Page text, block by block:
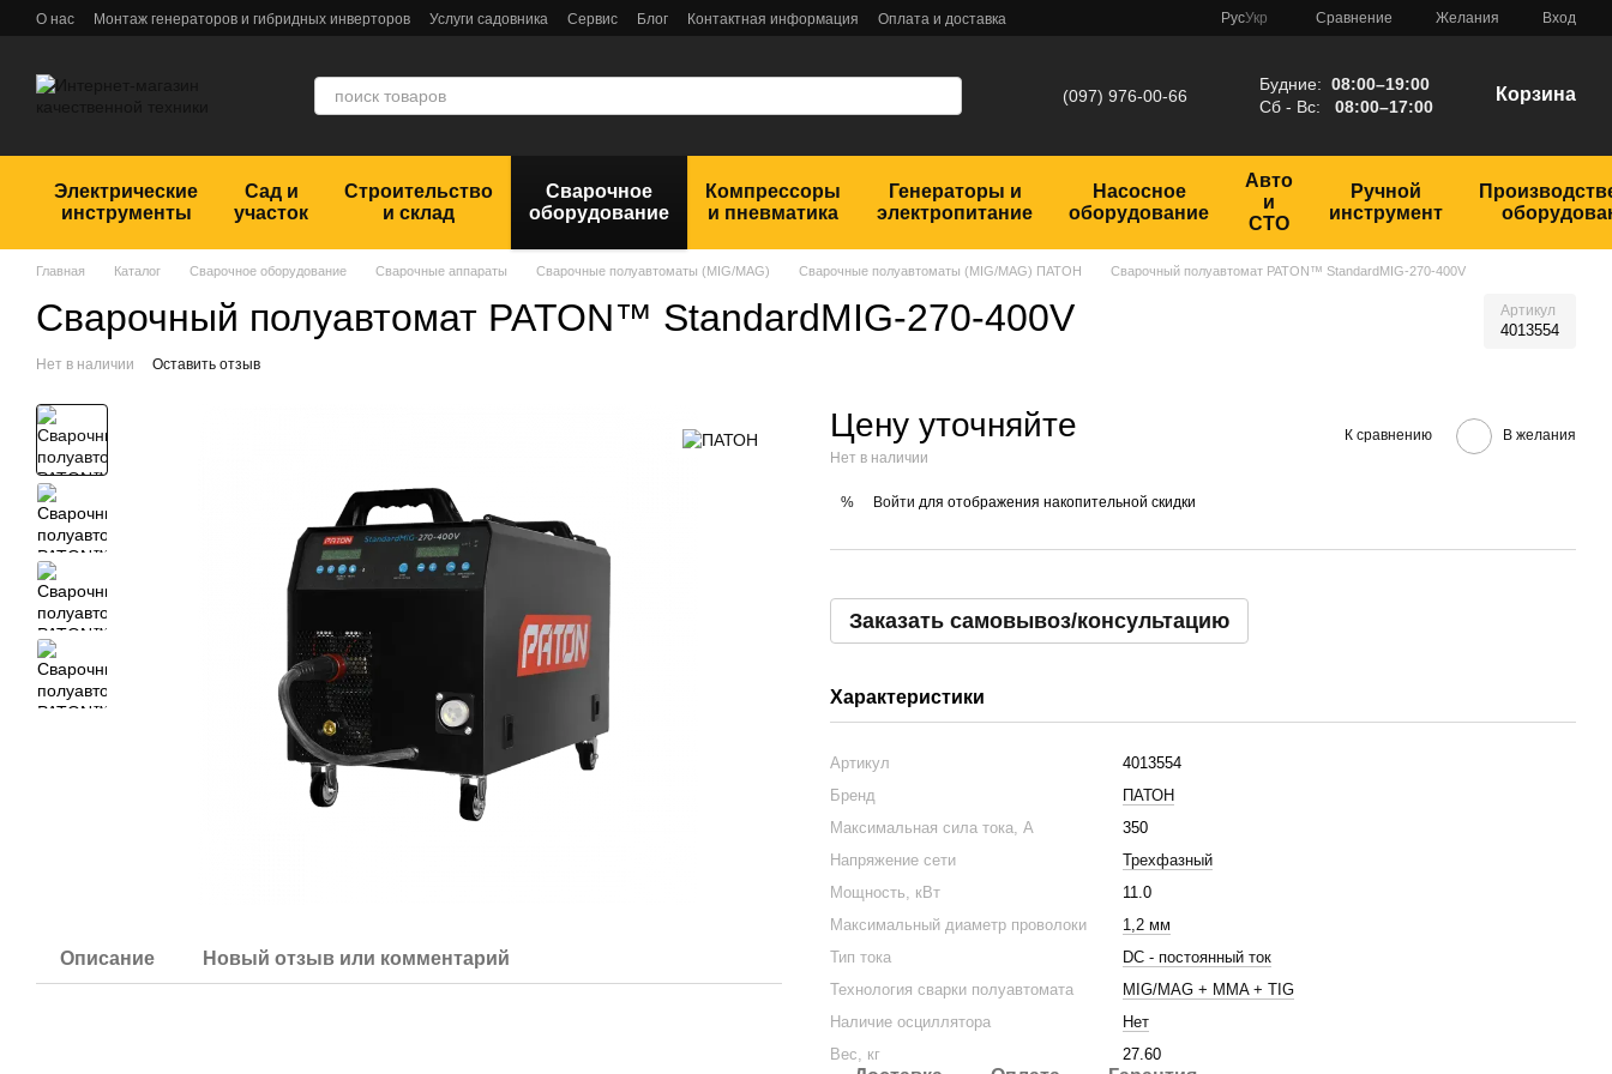
Перейти к основному контенту
О нас Монтаж генераторов и гибридных инверторов Услуги садовника Сервис Блог Контактная информация
Оплата и доставка
РусУкр Сравнение Желания Вход
(097) 976-00-66
Будние: 08:00–19:00
Сб - Вс: 08:00–17:00
Корзина
Электрические
инструменты
Сад и
участок
Строительство
и склад
Сварочное
оборудование
Компрессоры
и пневматика
Генераторы и
электропитание
Насосное
оборудование
Авто
и
СТО
Ручной
инструмент
Главная Каталог Сварочное оборудование Сварочные аппараты Сварочные полуавтоматы (MIG/MAG) Сварочные полуавтоматы (MIG/MAG) ПАТОН Сварочный полуавтомат PATON™ StandardMIG-270-400V
Сварочный полуавтомат PATON™ StandardMIG-270-400V Артикул
4013554
Нет в наличии Оставить отзыв
Описание Новый отзыв или комментарий
Цену уточняйте
Нет в наличии
К сравнению В желания
% Войти для отображения накопительной скидки
Заказать самовывоз/консультацию
Характеристики
Артикул
4013554
Бренд
ПАТОН
Максимальная сила тока, А
350
Напряжение сети
Трехфазный
Мощность, кВт
11.0
Максимальный диаметр проволоки
1,2 мм
Тип тока
DC - постоянный ток
Технология сварки полуавтомата
MIG/MAG + MMA + TIG
Наличие осциллятора
Нет
Вес, кг
27.60